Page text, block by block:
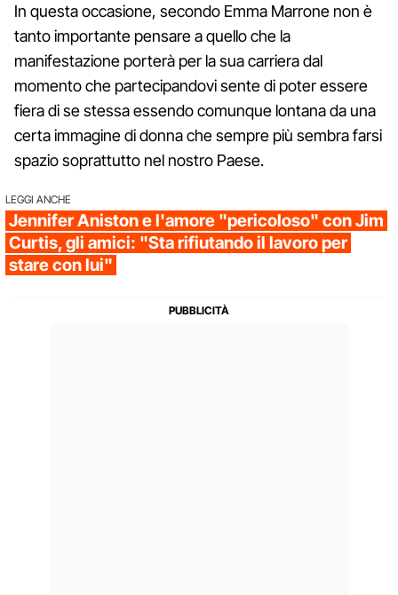
In questa occasione, secondo Emma Marrone non è
tanto importante pensare a quello che la
manifestazione porterà per la sua carriera dal
momento che partecipandovi sente di poter essere
fiera di se stessa essendo comunque lontana da una
certa immagine di donna che sempre più sembra farsi
spazio soprattutto nel nostro Paese.
LEGGI ANCHE
Jennifer Aniston e l'amore "pericoloso" con Jim
Curtis, gli amici: "Sta rifiutando il lavoro per
stare con lui"